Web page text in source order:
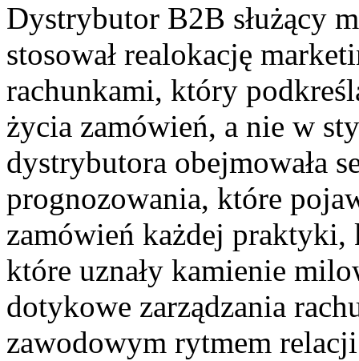
Dystrybutor B2B służący
stosował realokację
rachunkami, który
życia zamówień, a nie w
dystrybutora obejmowała
prognozowania, które
zamówień każdej
które uznały kamienie
dotykowe zarządzania
zawodowym rytmem